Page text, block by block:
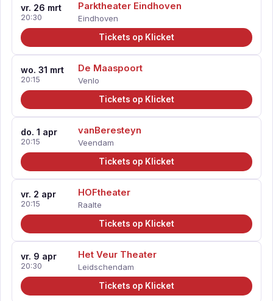
vr. 26 mrt
20:30
Parktheater Eindhoven
Eindhoven
Tickets op Klicket
wo. 31 mrt
20:15
De Maaspoort
Venlo
Tickets op Klicket
do. 1 apr
20:15
vanBeresteyn
Veendam
Tickets op Klicket
vr. 2 apr
20:15
HOFtheater
Raalte
Tickets op Klicket
vr. 9 apr
20:30
Het Veur Theater
Leidschendam
Tickets op Klicket